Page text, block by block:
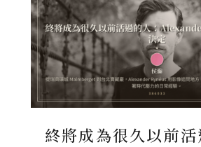
終將成為很久以前活